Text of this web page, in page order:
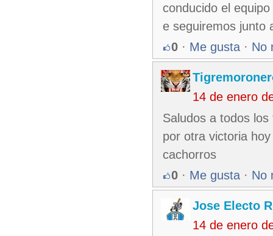
conducido el
e seguiremos junto
0 · Me gusta · No
14 de enero
Saludos a todos
por otra victoria
cachorros
0 · Me gusta · No
Jose Electo
14 de enero